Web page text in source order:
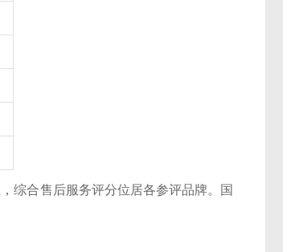
综合售后服务评分位居各参评品牌。国